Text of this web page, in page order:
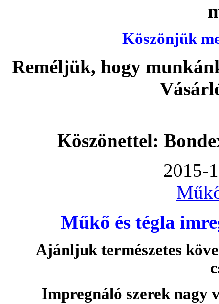
Köszönjük
Reméljük, hogy
Köszönettel:
2015-
Műkő és tégla
Ajánljuk természetes
Impregnáló szerek